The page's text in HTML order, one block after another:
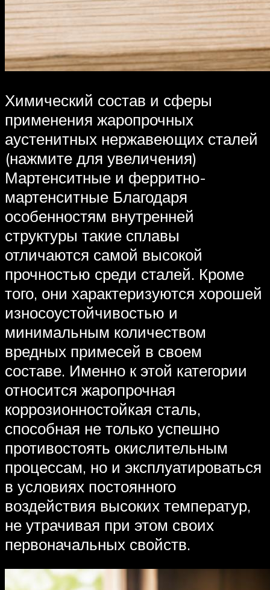
Химический состав и сферы
применения жаропрочных
аустенитных нержавеющих сталей
(нажмите для увеличения)
Мартенситные и ферритно-
мартенситные Благодаря
особенностям внутренней
структуры такие сплавы
отличаются самой высокой
прочностью среди сталей. Кроме
того, они характеризуются хорошей
износоустойчивостью и
минимальным количеством
вредных примесей в своем
составе. Именно к этой категории
относится жаропрочная
коррозионностойкая сталь,
способная не только успешно
противостоять окислительным
процессам, но и эксплуатироваться
в условиях постоянного
воздействия высоких температур,
не утрачивая при этом своих
первоначальных свойств.